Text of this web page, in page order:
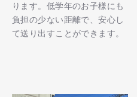
ります。低学年のお子様にも
負担の少ない距離で、安心し
て送り出すことができます。